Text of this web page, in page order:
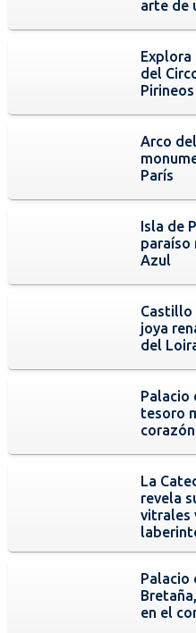
arte de
del
Arco
París
Isla de
paraíso
Azul
Castillo
joya
del
Palacio
tesoro
La
revela
vitrales
Palacio
en el